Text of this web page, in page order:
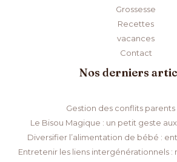
Grossesse
Recettes
vacances
Contact
Nos derniers
Gestion des conflits parents
Le Bisou Magique : un petit geste
Diversifier l’alimentation de bébé :
Entretenir les liens intergénérationnels :